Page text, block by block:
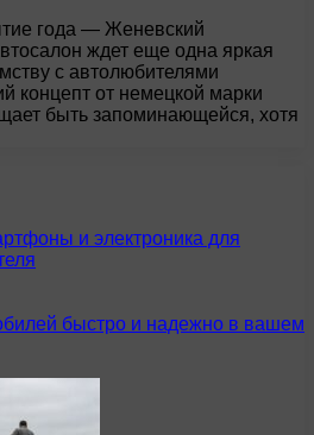
года — Женевский
ждет еще одна яркая
с автолюбителями
концепт от немецкой марки
быть запоминающейся, хотя
и электроника для
быстро и надежно в вашем